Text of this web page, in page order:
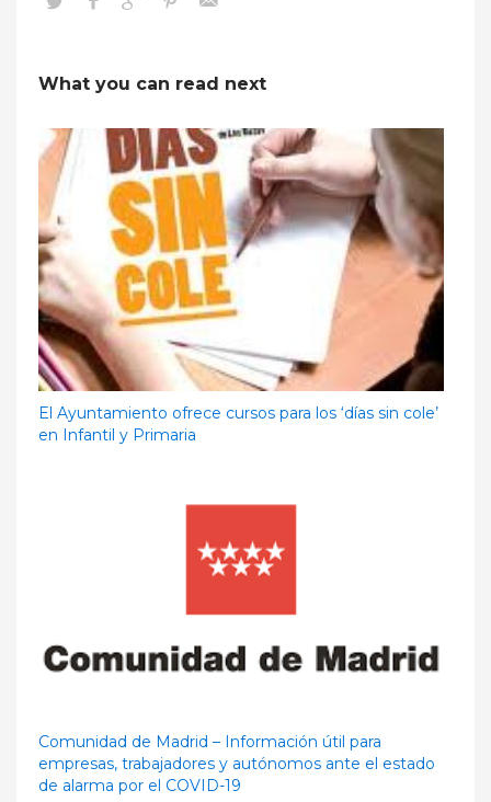
What you can read next
El Ayuntamiento ofrece cursos para los ‘días sin cole’
en Infantil y Primaria
Comunidad de Madrid – Información útil para
empresas, trabajadores y autónomos ante el estado
de alarma por el COVID-19